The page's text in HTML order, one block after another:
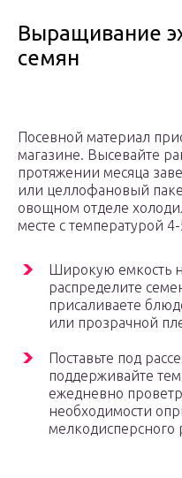
Выращивание
семян
Посевной материал
магазине. Высевайте
протяжении месяца
или целлофановый
овощном отделе
месте с температурой 4-
Широкую емкость
распределите
присаливаете
или прозрачной
Поставьте под
поддерживайте
ежедневно
необходимости
мелкодисперсного